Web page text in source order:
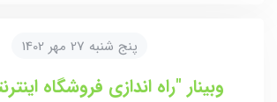
پنج شنبه 27 مهر 1402
وبینار "راه اندازی فروشگاه